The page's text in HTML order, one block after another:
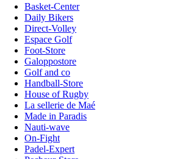
Basket-Center
Daily Bikers
Direct-Volley
Espace Golf
Foot-Store
Galoppostore
Golf and co
Handball-Store
House of Rugby
La sellerie de Maé
Made in Paradis
Nauti-wave
On-Fight
Padel-Expert